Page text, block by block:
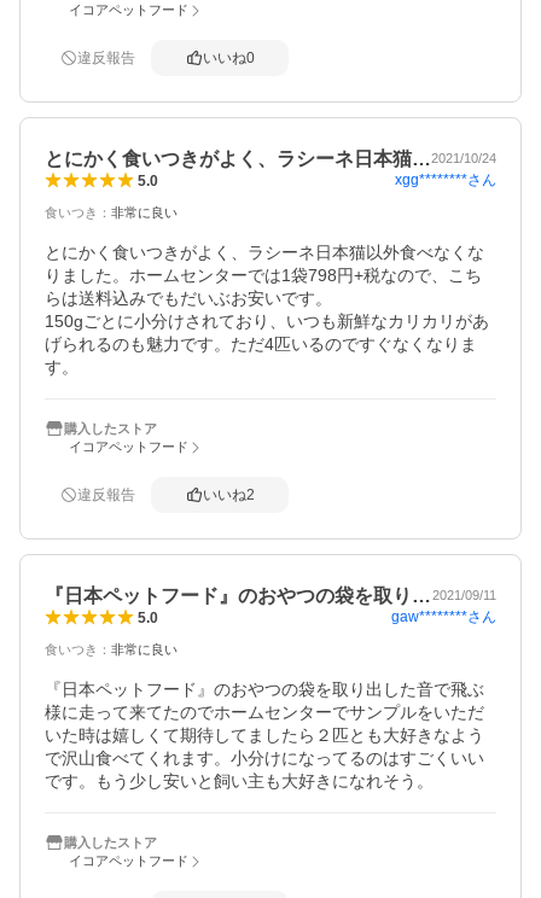
イコアペットフード
違反報告 いいね0
とにかく食いつきがよく、ラシーネ日本猫…2021/10/24
5.0 xgg********さん
食いつき ： 非常に良い
とにかく食いつきがよく、ラシーネ日本猫以外食べなくな
りました。ホームセンターでは1袋798円+税なので、こち
らは送料込みでもだいぶお安いです。
150gごとに小分けされており、いつも新鮮なカリカリがあ
げられるのも魅力です。ただ4匹いるのですぐなくなりま
す。
購入したストア
イコアペットフード
違反報告 いいね2
『日本ペットフード』のおやつの袋を取り…2021/09/11
5.0 gaw********さん
食いつき ： 非常に良い
『日本ペットフード』のおやつの袋を取り出した音で飛ぶ
様に走って来てたのでホームセンターでサンプルをいただ
いた時は嬉しくて期待してましたら２匹とも大好きなよう
で沢山食べてくれます。小分けになってるのはすごくいい
です。もう少し安いと飼い主も大好きになれそう。
購入したストア
イコアペットフード